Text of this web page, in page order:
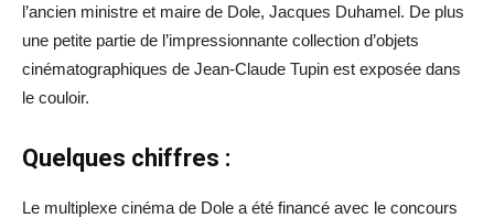
l’ancien ministre et maire de Dole, Jacques Duhamel. De plus
une petite partie de l’impressionnante collection d’objets
cinématographiques de Jean-Claude Tupin est exposée dans
le couloir.
Quelques chiffres :
Le multiplexe cinéma de Dole a été financé avec le concours